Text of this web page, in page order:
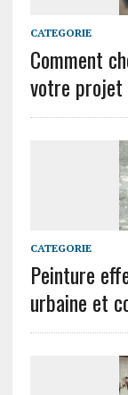
CATEGORIE
Comment
votre projet
CATEGORIE
Peinture
urbaine et